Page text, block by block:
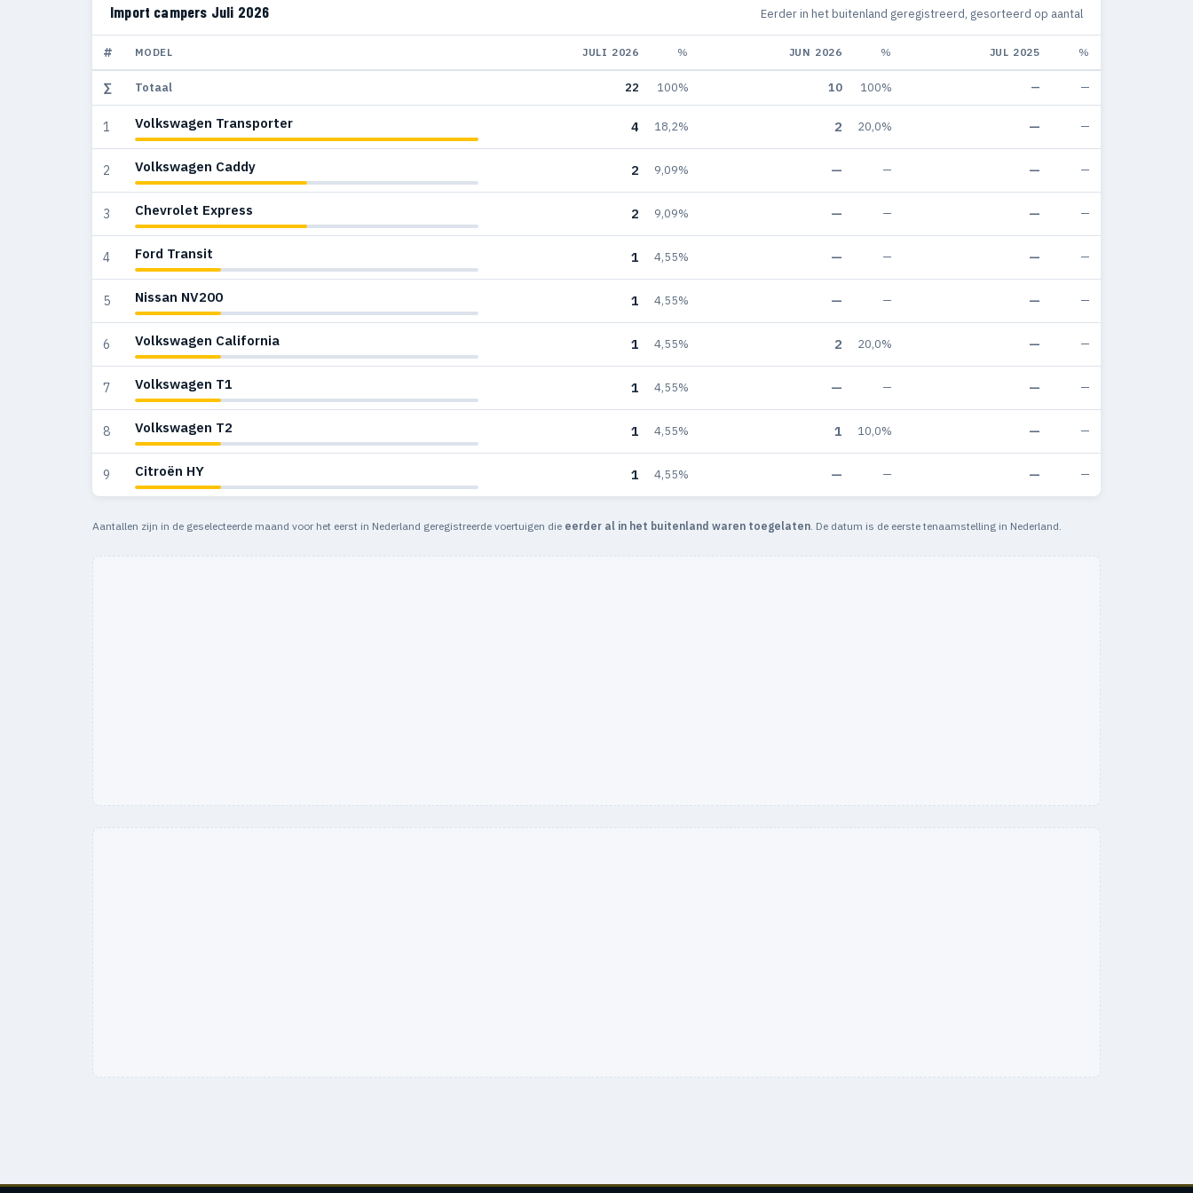
Import campers Juli 2026 Eerder in het buitenland geregistreerd, gesorteerd op aantal
# MODEL JULI 2026 % JUN 2026 % JUL 2025 %
∑ Totaal 22 100% 10 100% — —
1 Volkswagen Transporter 4 18,2% 2 20,0% — —
2 Volkswagen Caddy 2 9,09% — — — —
3 Chevrolet Express 2 9,09% — — — —
4 Ford Transit 1 4,55% — — — —
5 Nissan NV200 1 4,55% — — — —
6 Volkswagen California 1 4,55% 2 20,0% — —
7 Volkswagen T1 1 4,55% — — — —
8 Volkswagen T2 1 4,55% 1 10,0% — —
9 Citroën HY 1 4,55% — — — —
Aantallen zijn in de geselecteerde maand voor het eerst in Nederland geregistreerde voertuigen die eerder al in het buitenland waren toegelaten . De datum is de eerste tenaamstelling in Nederland.